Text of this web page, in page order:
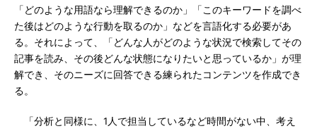
「どのような用語なら理解できるのか」「このキーワードを調べ
た後はどのような行動を取るのか」などを言語化する必要があ
る。それによって、「どんな人がどのような状況で検索してその
記事を読み、その後どんな状態になりたいと思っているか」が理
解でき、そのニーズに回答できる練られたコンテンツを作成でき
る。
「分析と同様に、1人で担当しているなど時間がない中、考え